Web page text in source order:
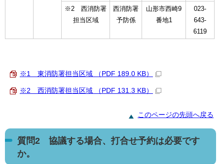
※2 西消防署
担当区域
西消防署
予防係
山形市西崎9
番地1
023-
643-
6119
※1 東消防署担当区域 （PDF 189.0 KB）
※2 西消防署担当区域 （PDF 131.3 KB）
このページの先頭へ戻る
質問2 協議する場合、打合せ予約は必要です
か。